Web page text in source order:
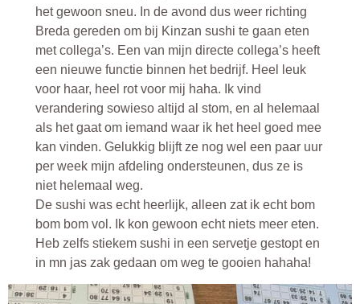
het gewoon sneu. In de avond dus weer richting
Breda gereden om bij Kinzan sushi te gaan eten
met collega’s. Een van mijn directe collega’s heeft
een nieuwe functie binnen het bedrijf. Heel leuk
voor haar, heel rot voor mij haha. Ik vind
verandering sowieso altijd al stom, en al helemaal
als het gaat om iemand waar ik het heel goed mee
kan vinden. Gelukkig blijft ze nog wel een paar uur
per week mijn afdeling ondersteunen, dus ze is
niet helemaal weg.
De sushi was echt heerlijk, alleen zat ik echt bom
bom bom vol. Ik kon gewoon echt niets meer eten.
Heb zelfs stiekem sushi in een servetje gestopt en
in mn jas zak gedaan om weg te gooien hahaha!